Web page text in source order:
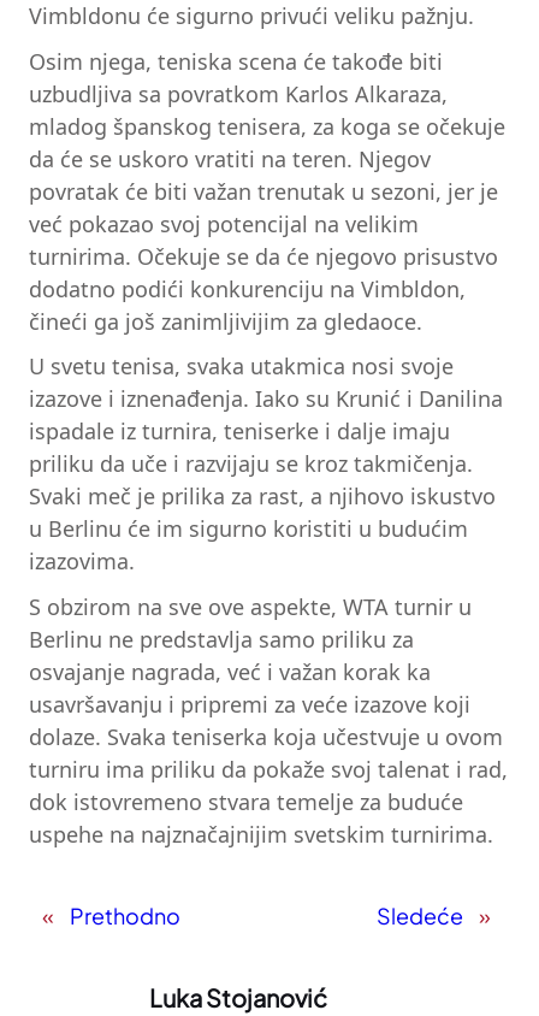
Vimbldonu će sigurno privući veliku pažnju.
Osim njega, teniska scena će takođe biti
uzbudljiva sa povratkom Karlos Alkaraza,
mladog španskog tenisera, za koga se očekuje
da će se uskoro vratiti na teren. Njegov
povratak će biti važan trenutak u sezoni, jer je
već pokazao svoj potencijal na velikim
turnirima. Očekuje se da će njegovo prisustvo
dodatno podići konkurenciju na Vimbldon,
čineći ga još zanimljivijim za gledaoce.
U svetu tenisa, svaka utakmica nosi svoje
izazove i iznenađenja. Iako su Krunić i Danilina
ispadale iz turnira, teniserke i dalje imaju
priliku da uče i razvijaju se kroz takmičenja.
Svaki meč je prilika za rast, a njihovo iskustvo
u Berlinu će im sigurno koristiti u budućim
izazovima.
S obzirom na sve ove aspekte, WTA turnir u
Berlinu ne predstavlja samo priliku za
osvajanje nagrada, već i važan korak ka
usavršavanju i pripremi za veće izazove koji
dolaze. Svaka teniserka koja učestvuje u ovom
turniru ima priliku da pokaže svoj talenat i rad,
dok istovremeno stvara temelje za buduće
uspehe na najznačajnijim svetskim turnirima.
« Prethodno Sledeće »
Luka Stojanović